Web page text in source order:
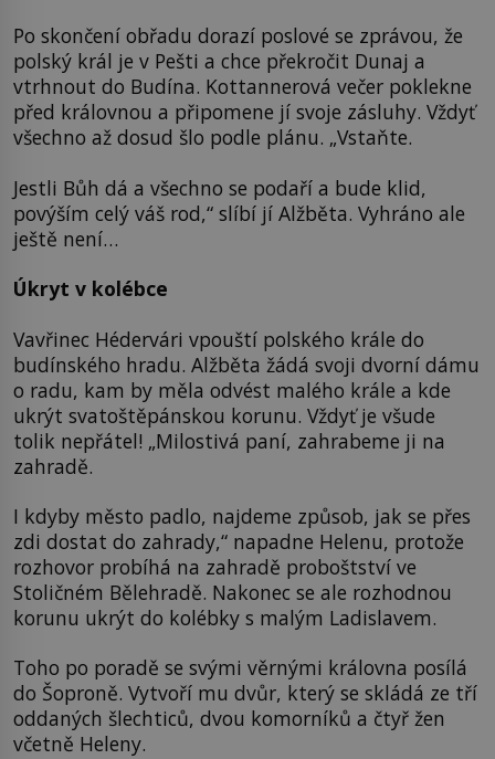
Po skončení obřadu dorazí poslové se zprávou, že
polský král je v Pešti a chce překročit Dunaj a
vtrhnout do Budína. Kottannerová večer poklekne
před královnou a připomene jí svoje zásluhy. Vždyť
všechno až dosud šlo podle plánu. „Vstaňte.
Jestli Bůh dá a všechno se podaří a bude klid,
povýším celý váš rod,“ slíbí jí Alžběta. Vyhráno ale
ještě není…
Úkryt v kolébce
Vavřinec Hédervári vpouští polského krále do
budínského hradu. Alžběta žádá svoji dvorní dámu
o radu, kam by měla odvést malého krále a kde
ukrýt svatoštěpánskou korunu. Vždyť je všude
tolik nepřátel! „Milostivá paní, zahrabeme ji na
zahradě.
I kdyby město padlo, najdeme způsob, jak se přes
zdi dostat do zahrady,“ napadne Helenu, protože
rozhovor probíhá na zahradě proboštství ve
Stoličném Bělehradě. Nakonec se ale rozhodnou
korunu ukrýt do kolébky s malým Ladislavem.
Toho po poradě se svými věrnými královna posílá
do Šoproně. Vytvoří mu dvůr, který se skládá ze tří
oddaných šlechticů, dvou komorníků a čtyř žen
včetně Heleny.